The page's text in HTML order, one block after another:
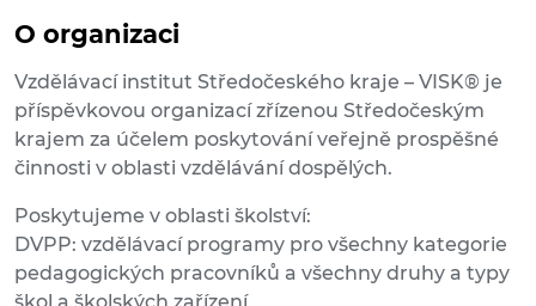
O organizaci
Vzdělávací institut Středočeského kraje – VISK® je
příspěvkovou organizací zřízenou Středočeským
krajem za účelem poskytování veřejně prospěšné
činnosti v oblasti vzdělávání dospělých.
Poskytujeme v oblasti školství:
DVPP: vzdělávací programy pro všechny kategorie
pedagogických pracovníků a všechny druhy a typy